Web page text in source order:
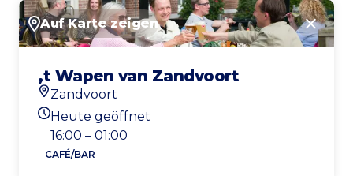
Auf Karte zeigen
‚t Wapen van Zandvoort
Standort
Zandvoort
Heutigen Öffnungszeiten
Heute geöffnet
16:00 – 01:00
CAFÉ/BAR